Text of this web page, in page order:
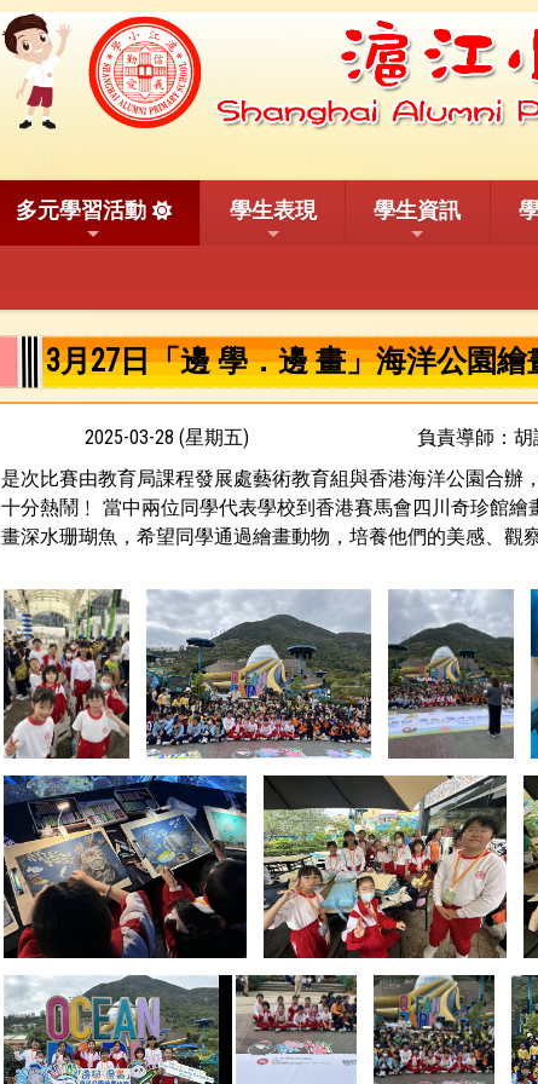
多元學習活動 學生表現 學生資訊
3月27日「邊 學．邊 畫」海洋公園繪
2025-03-28 (星期五) 負責導師：
是次比賽由教育局課程發展處藝術教育組與香港海洋公園合
十分熱鬧﹗ 當中兩位同學代表學校到香港賽馬會四川奇珍館
畫深水珊瑚魚，希望同學通過繪畫動物，培養他們的美感、觀